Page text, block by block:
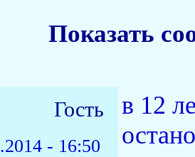
Показать
Гость
- 16:50
в 12